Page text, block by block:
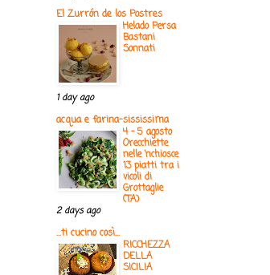
El Zurrón de los Postres
Helado Persa
Bastani
Sonnati
1 day ago
acqua e farina-sississima
4 - 5 agosto
Orecchiette
nelle ‘nchiosce
13 piatti tra i
vicoli di
Grottaglie
(TA)
2 days ago
...ti cucino così...
RICCHEZZA
DELLA
SICILIA